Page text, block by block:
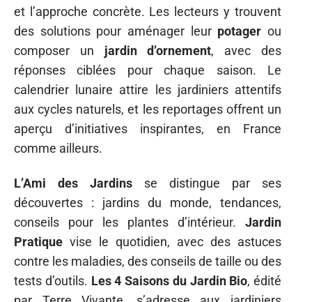
et l’approche concrète. Les lecteurs y trouvent
des solutions pour aménager leur potager ou
composer un jardin d’ornement, avec des
réponses ciblées pour chaque saison. Le
calendrier lunaire attire les jardiniers attentifs
aux cycles naturels, et les reportages offrent un
aperçu d’initiatives inspirantes, en France
comme ailleurs.
L’Ami des Jardins se distingue par ses
découvertes : jardins du monde, tendances,
conseils pour les plantes d’intérieur. Jardin
Pratique vise le quotidien, avec des astuces
contre les maladies, des conseils de taille ou des
tests d’outils. Les 4 Saisons du Jardin Bio, édité